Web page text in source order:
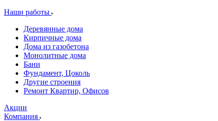
Наши работы
Деревянные дома
Кирпичные дома
Дома из газобетона
Монолитные дома
Бани
Фундамент, Цоколь
Другие строения
Ремонт Квартир, Офисов
Акции
Компания